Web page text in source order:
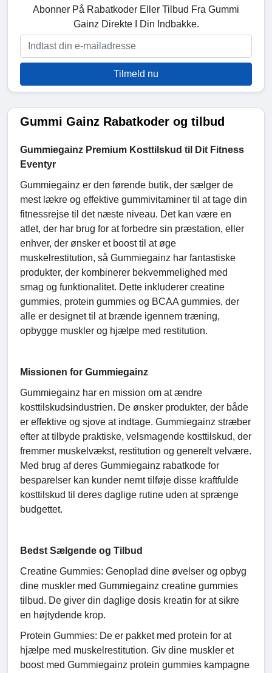
Abonner På Rabatkoder Eller Tilbud Fra Gummi
Gainz Direkte I Din Indbakke.
Tilmeld nu
Gummi Gainz Rabatkoder og tilbud
Gummiegainz Premium Kosttilskud til Dit Fitness
Eventyr
Gummiegainz er den førende butik, der sælger de
mest lækre og effektive gummivitaminer til at tage din
fitnessrejse til det næste niveau. Det kan være en
atlet, der har brug for at forbedre sin præstation, eller
enhver, der ønsker et boost til at øge
muskelrestitution, så Gummiegainz har fantastiske
produkter, der kombinerer bekvemmelighed med
smag og funktionalitet. Dette inkluderer creatine
gummies, protein gummies og BCAA gummies, der
alle er designet til at brænde igennem træning,
opbygge muskler og hjælpe med restitution.
Missionen for Gummiegainz
Gummiegainz har en mission om at ændre
kosttilskudsindustrien. De ønsker produkter, der både
er effektive og sjove at indtage. Gummiegainz stræber
efter at tilbyde praktiske, velsmagende kosttilskud, der
fremmer muskelvækst, restitution og generelt velvære.
Med brug af deres Gummiegainz rabatkode for
besparelser kan kunder nemt tilføje disse kraftfulde
kosttilskud til deres daglige rutine uden at sprænge
budgettet.
Bedst Sælgende og Tilbud
Creatine Gummies: Genoplad dine øvelser og opbyg
dine muskler med Gummiegainz creatine gummies
tilbud. De giver din daglige dosis kreatin for at sikre
en højtydende krop.
Protein Gummies: De er pakket med protein for at
hjælpe med muskelrestitution. Giv dine muskler et
boost med Gummiegainz protein gummies kampagne